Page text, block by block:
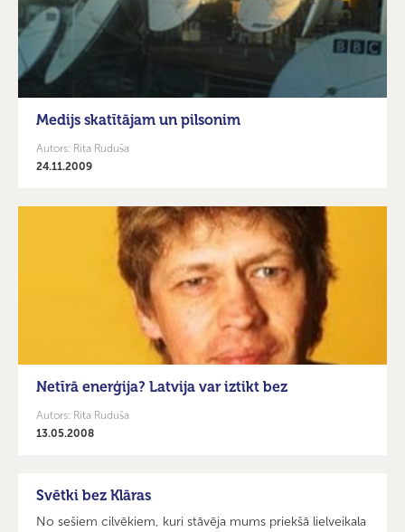
Medijs skatītājam un pilsonim
Autors: Rita Ruduša
24.11.2009
Netīrā enerģija? Latvija var iztikt bez
Autors: Rita Ruduša
13.05.2008
Svētki bez Klāras
No sešiem cilvēkiem, kuri stāvēja mums priekšā lielveikala